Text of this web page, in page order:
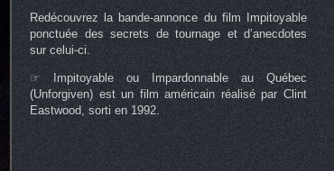
Redécouvrez la bande-annonce du film Impitoyable
ponctuée des secrets de tournage et d’anecdotes
sur celui-ci.
☞ Impitoyable ou Impardonnable au Québec
(Unforgiven) est un film américain réalisé par Clint
Eastwood, sorti en 1992.